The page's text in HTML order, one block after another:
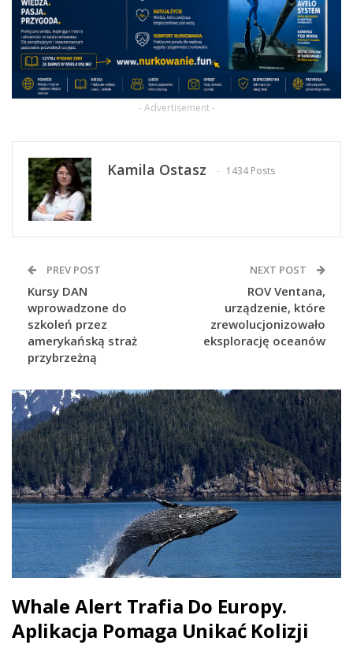
- Advertisement -
Kamila Ostasz 1434 Posts
PREV POST
Kursy DAN
wprowadzone do
szkoleń przez
amerykańską straż
przybrzeżną
NEXT POST
ROV Ventana,
urządzenie, które
zrewolucjonizowało
eksplorację oceanów
Whale Alert Trafia Do Europy.
Aplikacja Pomaga Unikać Kolizji